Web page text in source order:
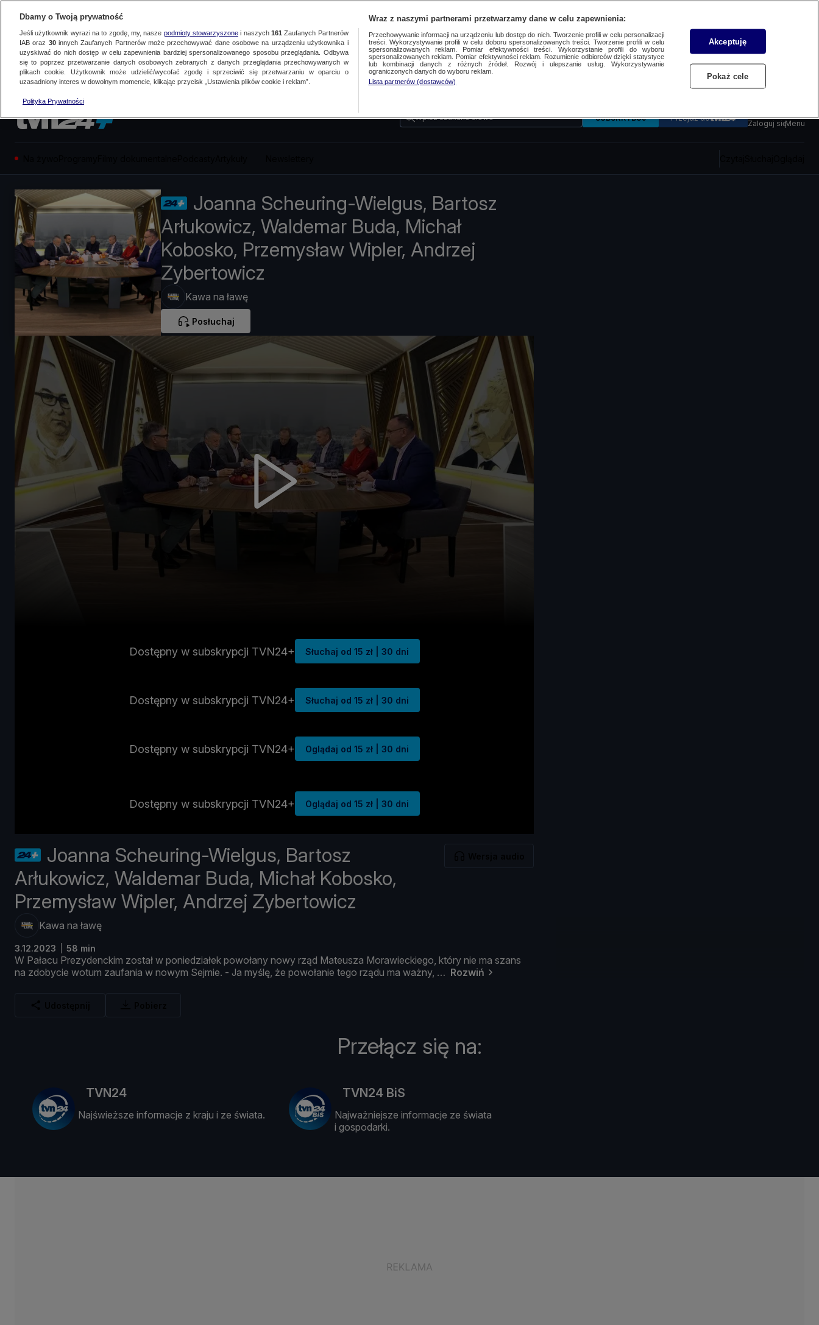
Wpisz szukane słowo SUBSKRYBUJ Przejdź do
Zaloguj sięMenu
Joanna Scheuring-Wielgus, Bartosz
Arłukowicz, Waldemar Buda, Michał
Kobosko, Przemysław Wipler, Andrzej
Zybertowicz
Kawa na ławę
Posłuchaj
Dostępny w subskrypcji TVN24+ Słuchaj od 15 zł | 30 dni
Dostępny w subskrypcji TVN24+ Słuchaj od 15 zł | 30 dni
Dostępny w subskrypcji TVN24+ Oglądaj od 15 zł | 30 dni
Dostępny w subskrypcji TVN24+ Oglądaj od 15 zł | 30 dni
Joanna Scheuring-Wielgus, Bartosz
Arłukowicz, Waldemar Buda, Michał Kobosko,
Przemysław Wipler, Andrzej Zybertowicz
Kawa na ławę
3.12.2023 58 min
W Pałacu Prezydenckim został w poniedziałek powołany nowy rząd Mateusza Morawieckiego, który nie ma szans
na zdobycie wotum zaufania w nowym Sejmie. - Ja myślę, że powołanie tego rządu ma ważny, Rozwiń
Przełącz się na:
TVN24
Najświeższe informacje z kraju i ze świata.
TVN24 BiS
Najważniejsze informacje ze świata
i gospodarki.
Dbamy o Twoją prywatność
Jeśli użytkownik wyrazi na to zgodę, my, nasze podmioty stowarzyszonei naszych 161 Zaufanych Partnerów
IAB oraz 30innych Zaufanych Partnerów może przechowywać dane osobowe na urządzeniu użytkownika i
uzyskiwać do nich dostęp w celu zapewnienia bardziej spersonalizowanego sposobu przeglądania. Odbywa
się to poprzez przetwarzanie danych osobowych zebranych z danych przeglądania przechowywanych w
plikach cookie. Użytkownik może udzielić/wycofać zgodę i sprzeciwić się przetwarzaniu w oparciu o
uzasadniony interes w dowolnym momencie, klikając przycisk „Ustawienia plików cookie i reklam”.
Polityka Prywatności
Wraz z naszymi partnerami przetwarzamy dane w celu zapewnienia:
Przechowywanie informacji na urządzeniu lub dostęp do nich. Tworzenie profili w celu personalizacji
treści. Wykorzystywanie profili w celu doboru spersonalizowanych treści. Tworzenie profili w celu
spersonalizowanych reklam. Pomiar efektywności treści. Wykorzystanie profili do wyboru
spersonalizowanych reklam. Pomiar efektywności reklam. Rozumienie odbiorców dzięki statystyce
lub kombinacji danych z różnych źródeł. Rozwój i ulepszanie usług. Wykorzystywanie
ograniczonych danych do wyboru reklam.
Lista partnerów (dostawców)
Akceptuję
Pokaż cele